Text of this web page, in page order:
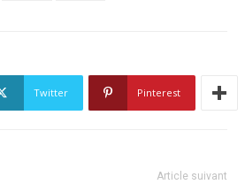
Twitter Pinterest
Article suivant